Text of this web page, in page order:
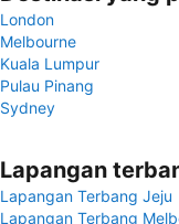
London
Melbourne
Kuala Lumpur
Pulau Pinang
Sydney
Lapangan
Lapangan Terbang Jeju
Lapangan Terbang